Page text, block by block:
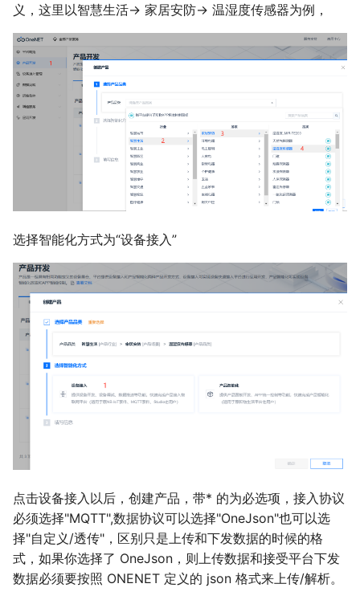
义，这里以智慧生活-> 家居安防-> 温湿度传感器为例，
选择智能化方式为“设备接入”
点击设备接入以后，创建产品，带* 的为必选项，接入协议
必须选择"MQTT",数据协议可以选择"OneJson"也可以选
择"自定义/透传"，区别只是上传和下发数据的时候的格
式，如果你选择了 OneJson，则上传数据和接受平台下发
数据必须要按照 ONENET 定义的 json 格式来上传/解析。